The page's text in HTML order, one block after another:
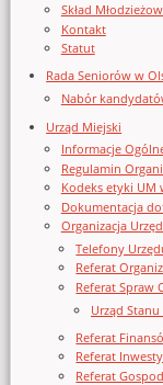
Skład
Kontakt
Statut
Rada Seniorów w
Nabór
Urząd Miejski
Informacje
Regulamin
Kodeks etyki UM
Dokumentacja
Organizacja
Telefony
Referat
Referat Spraw
Urząd
Referat
Referat
Referat